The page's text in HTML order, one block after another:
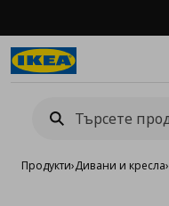
Продукти›Дивани и кресла›